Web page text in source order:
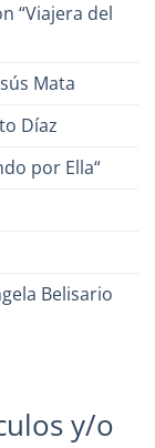
“Viajera del
Mata
Díaz
por Ella“
Belisario
y/o